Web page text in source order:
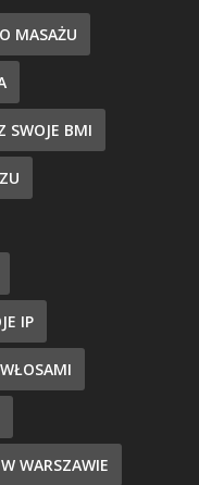
MASAŻU
SWOJE BMI
IP
WARSZAWIE